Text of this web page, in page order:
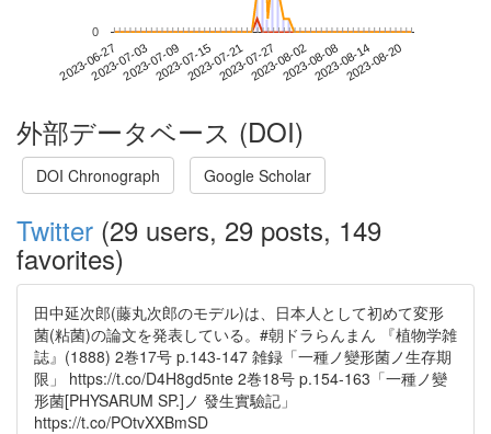
2023-06-272023-07-032023-07-092023-07-152023-07-212023-07-272023-08-022023-08-082023-08-142023-08-20
0
外部データベース (DOI)
DOI Chronograph Google Scholar
Twitter (29 users, 29 posts, 149
favorites)
田中延次郎(藤丸次郎のモデル)は、日本人として初めて変形
菌(粘菌)の論文を発表している。#朝ドラらんまん 『植物学雑
誌』(1888) 2巻17号 p.143-147 雑録「一種ノ變形菌ノ生存期
限」 https://t.co/D4H8gd5nte 2巻18号 p.154-163「一種ノ變
形菌[PHYSARUM SP.]ノ 發生實驗記」
https://t.co/POtvXXBmSD